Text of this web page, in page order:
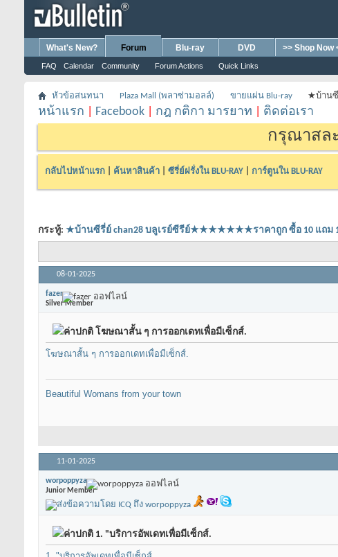
What's New? Forum
FAQ Calendar Community Forum Actions Quick Links
Blu-ray DVD >> Shop Now
หัวข้อสนทนา Plaza Mall (พลาซ่ามอลล์) ขายแผ่น Blu-ray ★บ้าน
หน้าแรก Facebook กฎ กติกา มารยาท ติดต่อเรา
กรุณาสละ
กลับไปหน้าแรก ค้นหาสินค้า ซีรี่ย์ฝรั่งใน BLU-RAY การ์ตูนใน BLU-RAY
กระทู้: ★บ้านซีรี่ย์ chan28 บลูเรย์ซีรีย์★★★★★★★ราคาถูก ซื้อ 10
08-01-2025
fazer
Silver Member
โฆษณาสั้น ๆ การออกเดทเพื่อมีเซ็กส์.
โฆษณาสั้น ๆ การออกเดทเพื่อมีเซ็กส์.
Beautiful Womans from your town
11-01-2025
worpoppyza
Junior Member
1. "บริการอัพเดทเพื่อมีเซ็กส์.